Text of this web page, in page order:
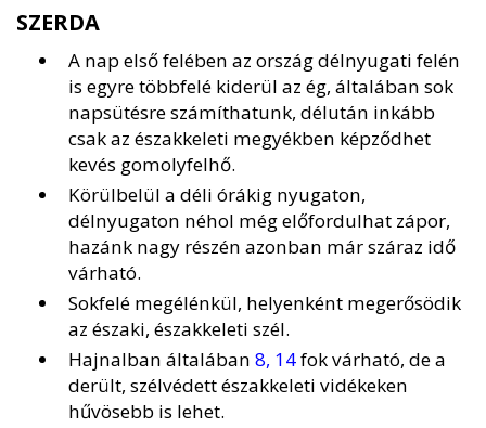
SZERDA
A nap első felében az ország délnyugati felén
is egyre többfelé kiderül az ég, általában sok
napsütésre számíthatunk, délután inkább
csak az északkeleti megyékben képződhet
kevés gomolyfelhő.
Körülbelül a déli órákig nyugaton,
délnyugaton néhol még előfordulhat zápor,
hazánk nagy részén azonban már száraz idő
várható.
Sokfelé megélénkül, helyenként megerősödik
az északi, északkeleti szél.
Hajnalban általában 8, 14fok várható, de a
derült, szélvédett északkeleti vidékeken
hűvösebb is lehet.